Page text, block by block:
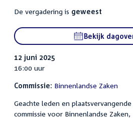
De vergadering is geweest
Bekijk
12 juni 2025
16:00 uur
Commissie: Binnenlandse Zaken
Geachte leden en
commissie voor Binnenlandse Zaken,